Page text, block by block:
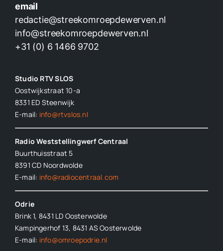
email
redactie@streekomroepdewerven.nl
info@streekomroepdewerven.nl
+31 (0) 6 1466 9702
Studio RTV SLOS
Oostwijkstraat 10-a
8331 ED Steenwijk
E-mail: info@rtvslos.nl
Radio Weststellingwerf Centraal
Buurthuisstraat 5
8391 CD Noordwolde
E-mail: info@radiocentraal.com
Odrie
Brink 1, 8431 LD Oosterwolde
Kampingerhof 13, 8431 AS Oosterwolde
E-mail: info@omroepodrie.nl